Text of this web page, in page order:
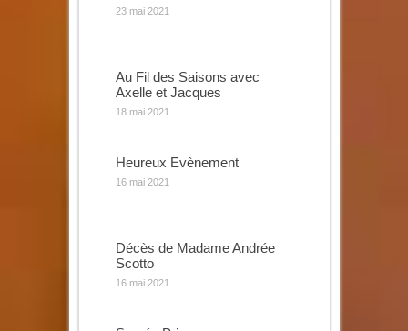
23 mai 2021
Au Fil des Saisons avec
Axelle et Jacques
18 mai 2021
Heureux Evènement
16 mai 2021
Décès de Madame Andrée
Scotto
16 mai 2021